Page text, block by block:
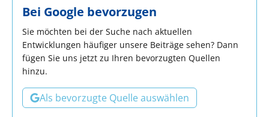
Bei Google bevorzugen
Sie möchten bei der Suche nach aktuellen
Entwicklungen häufiger unsere Beiträge sehen? Dann
fügen Sie uns jetzt zu Ihren bevorzugten Quellen
hinzu.
Als bevorzugte Quelle auswählen